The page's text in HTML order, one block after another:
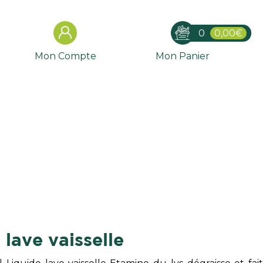
Mon Compte Mon Panier
0 0,00€
lave vaisselle